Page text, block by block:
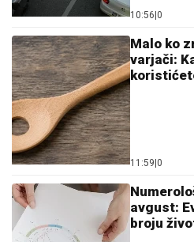
10:56 0
Malo ko
varjači:
11:59 0
avgust:
broju